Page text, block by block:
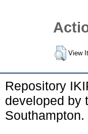
View
Repository
developed by
Southampton.